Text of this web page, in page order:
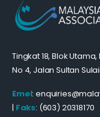
Tingkat 18, Blok
No 4, Jalan Sultan
Emel:
| Faks: (603) 20318170